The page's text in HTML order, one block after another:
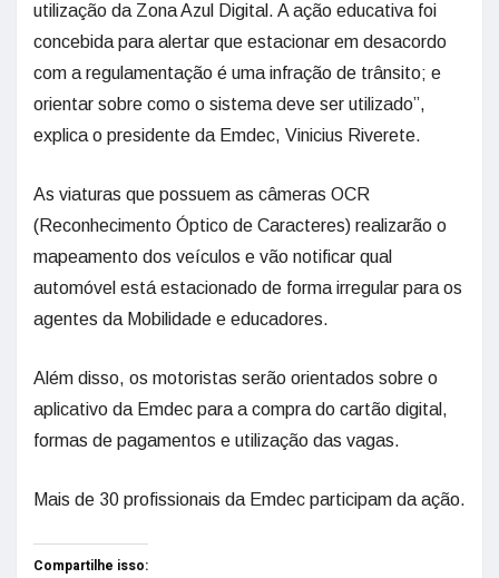
utilização da Zona Azul Digital. A ação educativa foi
concebida para alertar que estacionar em desacordo
com a regulamentação é uma infração de trânsito; e
orientar sobre como o sistema deve ser utilizado”,
explica o presidente da Emdec, Vinicius Riverete.
As viaturas que possuem as câmeras OCR
(Reconhecimento Óptico de Caracteres) realizarão o
mapeamento dos veículos e vão notificar qual
automóvel está estacionado de forma irregular para os
agentes da Mobilidade e educadores.
Além disso, os motoristas serão orientados sobre o
aplicativo da Emdec para a compra do cartão digital,
formas de pagamentos e utilização das vagas.
Mais de 30 profissionais da Emdec participam da ação.
Compartilhe isso: